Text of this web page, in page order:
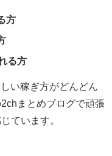
方
る方
い稼ぎ方がどんどん
まとめブログで頑張
ています。